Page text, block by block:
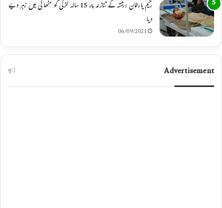
رحیم یارخان :رشتہ کے تنازعہ پر 15 سالہ لڑکی کو مٹھائی میں زہر دیے
دیا
06/09/2021
Advertisement